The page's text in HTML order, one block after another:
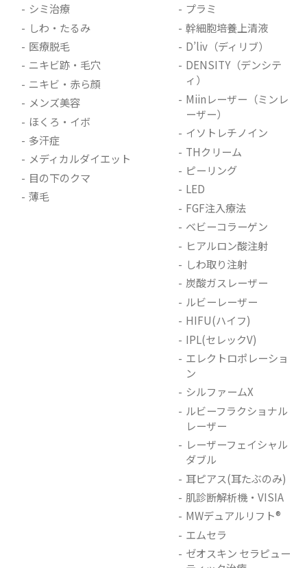
シミ治療
しわ・たるみ
医療脱毛
ニキビ跡・毛穴
ニキビ・赤ら顔
メンズ美容
ほくろ・イボ
多汗症
メディカルダイエット
目の下のクマ
薄毛
プラミ
幹細胞培養上清液
D’liv（ディリブ）
DENSITY（デンシテ
ィ）
Miinレーザー（ミンレ
ーザー）
イソトレチノイン
THクリーム
ピーリング
LED
FGF注入療法
ベビーコラーゲン
ヒアルロン酸注射
しわ取り注射
炭酸ガスレーザー
ルビーレーザー
HIFU(ハイフ)
IPL(セレックV)
エレクトロポレーショ
ン
シルファームX
ルビーフラクショナル
レーザー
レーザーフェイシャル
ダブル
耳ピアス(耳たぶのみ)
肌診断解析機・VISIA
MWデュアルリフト®
エムセラ
ゼオスキン セラピュー